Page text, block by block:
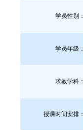
学员性别：
学员年级：
求教学科：
授课时间安排：